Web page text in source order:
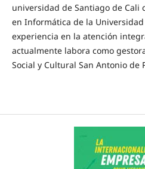
universidad de Santiago de Cali
en Informática de la
experiencia en la atención
actualmente labora como
Social y Cultural San Antonio de